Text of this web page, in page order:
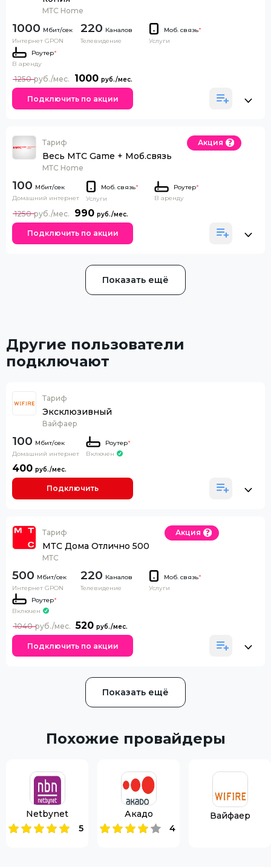
МТС Home
1000
Интернет GPON
220 Каналов
Телевидение
Моб. связь*
Услуги
Роутер*
В аренду
1000
1250
Подключить по акции
Тариф
Весь МТС Game + Моб.связь
МТС Home
Акция
100
Домашний интернет
Моб. связь*
Услуги
Роутер*
В аренду
990
1250
Подключить по акции
Показать ещё
Другие пользователи
подключают
Тариф
Эксклюзивный
Вайфаер
100
Домашний интернет
Роутер*
Включен
400
Подключить
Тариф
МТС Дома Отлично 500
МТС
Акция
500
Интернет GPON
220 Каналов
Телевидение
Моб. связь*
Услуги
Роутер*
Включен
520
1040
Подключить по акции
Показать ещё
Похожие провайдеры
Netbynet
5
Акадо
4
Вайфаер